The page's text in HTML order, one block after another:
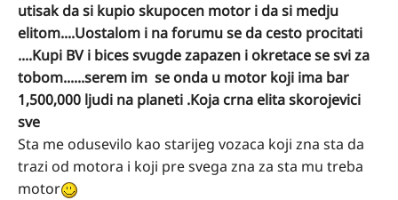
utisak da si kupio skupocen motor i da si medju
elitom....Uostalom i na forumu se da cesto procitati
....Kupi BV i bices svugde zapazen i okretace se svi za
tobom......serem im se onda u motor koji ima bar
1,500,000 ljudi na planeti .Koja crna elita skorojevici
sve
Sta me odusevilo kao starijeg vozaca koji zna sta da
trazi od motora i koji pre svega zna za sta mu treba
motor